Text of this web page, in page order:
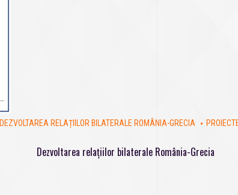
DEZVOLTAREA RELAȚIILOR BILATERALE ROMÂNIA-GRECIA
Dezvoltarea relațiilor bilaterale România-Grecia